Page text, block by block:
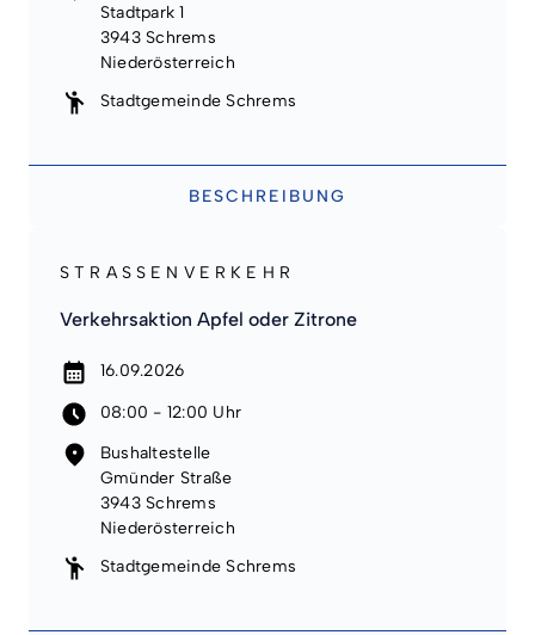
Stadtpark 1
3943 Schrems
Niederösterreich
Stadtgemeinde Schrems
BESCHREIBUNG
STRASSENVERKEHR
Verkehrsaktion Apfel oder Zitrone
16.09.2026
08:00 - 12:00 Uhr
Bushaltestelle
Gmünder Straße
3943 Schrems
Niederösterreich
Stadtgemeinde Schrems